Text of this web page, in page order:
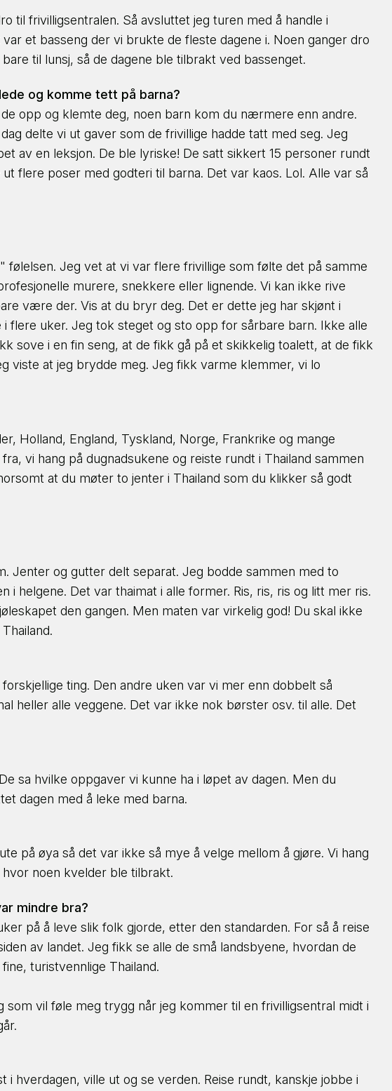
til frivilligsentralen. Så avsluttet jeg turen med å handle i
et basseng der vi brukte de fleste dagene i. Noen ganger dro
til lunsj, så de dagene ble tilbrakt ved bassenget.
og komme tett på barna?
opp og klemte deg, noen barn kom du nærmere enn andre.
delte vi ut gaver som de frivillige hadde tatt med seg. Jeg
av en leksjon. De ble lyriske! De satt sikkert 15 personer rundt
flere poser med godteri til barna. Det var kaos. Lol. Alle var så
Jeg vet at vi var flere frivillige som følte det på samme
murere, snekkere eller lignende. Vi kan ikke rive
være der. Vis at du bryr deg. Det er dette jeg har skjønt i
uker. Jeg tok steget og sto opp for sårbare barn. Ikke alle
sove i en fin seng, at de fikk gå på et skikkelig toalett, at de fikk
viste at jeg brydde meg. Jeg fikk varme klemmer, vi lo
Holland, England, Tyskland, Norge, Frankrike og mange
vi hang på dugnadsukene og reiste rundt i Thailand sammen
at du møter to jenter i Thailand som du klikker så godt
Jenter og gutter delt separat. Jeg bodde sammen med to
helgene. Det var thaimat i alle former. Ris, ris, ris og litt mer ris.
den gangen. Men maten var virkelig god! Du skal ikke
ting. Den andre uken var vi mer enn dobbelt så
heller alle veggene. Det var ikke nok børster osv. til alle. Det
sa hvilke oppgaver vi kunne ha i løpet av dagen. Men du
dagen med å leke med barna.
på øya så det var ikke så mye å velge mellom å gjøre. Vi hang
noen kvelder ble tilbrakt.
mindre bra?
på å leve slik folk gjorde, etter den standarden. For så å reise
av landet. Jeg fikk se alle de små landsbyene, hvordan de
turistvennlige Thailand.
vil føle meg trygg når jeg kommer til en frivilligsentral midt i
hverdagen, ville ut og se verden. Reise rundt, kanskje jobbe i
i
FORSKJELL